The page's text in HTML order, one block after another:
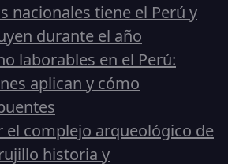
nacionales tiene el Perú y
durante el año
laborables en el Perú:
aplican y cómo
el complejo arqueológico de
historia y